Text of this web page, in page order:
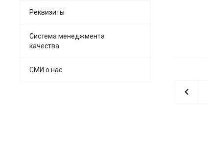
Реквизиты
Система менеджмента
качества
СМИ о нас